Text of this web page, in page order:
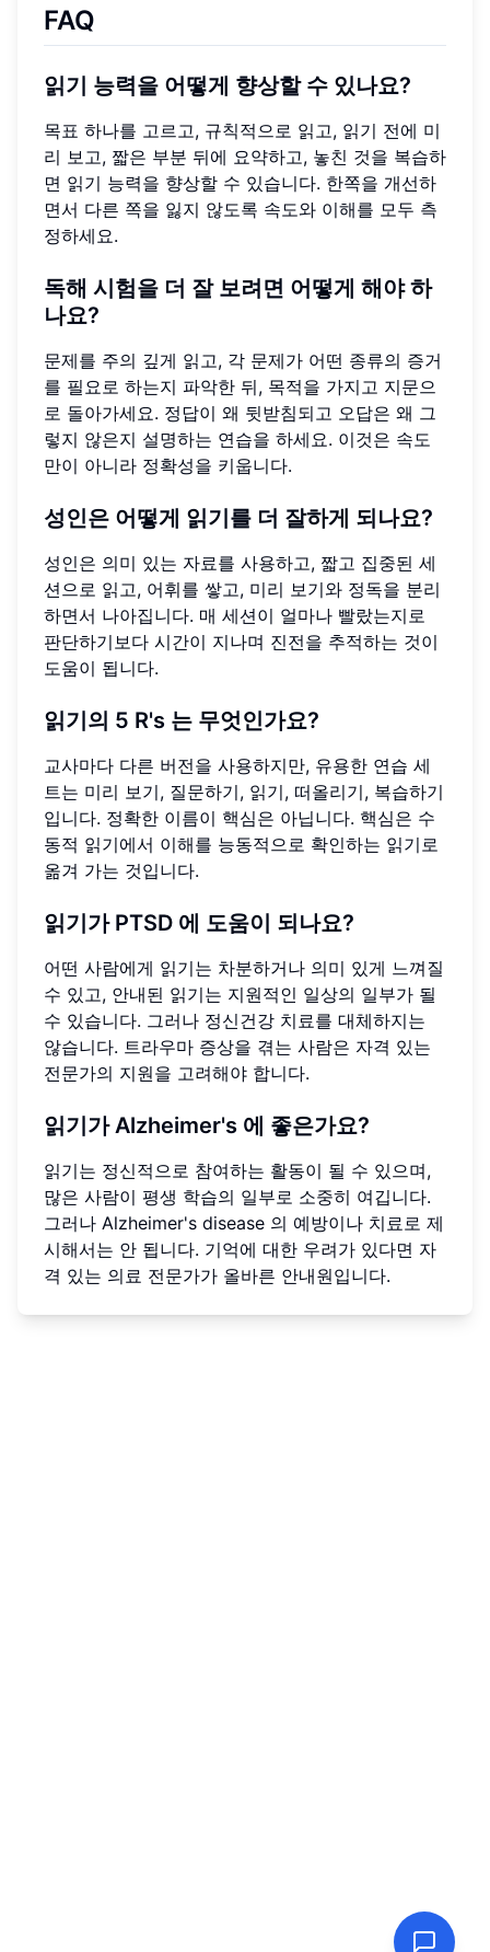
FAQ
읽기 능력을 어떻게 향상할 수 있나요?
목표 하나를 고르고, 규칙적으로 읽고, 읽기 전에 미
리 보고, 짧은 부분 뒤에 요약하고, 놓친 것을 복습하
면 읽기 능력을 향상할 수 있습니다. 한쪽을 개선하
면서 다른 쪽을 잃지 않도록 속도와 이해를 모두 측
정하세요.
독해 시험을 더 잘 보려면 어떻게 해야 하
나요?
문제를 주의 깊게 읽고, 각 문제가 어떤 종류의 증거
를 필요로 하는지 파악한 뒤, 목적을 가지고 지문으
로 돌아가세요. 정답이 왜 뒷받침되고 오답은 왜 그
렇지 않은지 설명하는 연습을 하세요. 이것은 속도
만이 아니라 정확성을 키웁니다.
성인은 어떻게 읽기를 더 잘하게 되나요?
성인은 의미 있는 자료를 사용하고, 짧고 집중된 세
션으로 읽고, 어휘를 쌓고, 미리 보기와 정독을 분리
하면서 나아집니다. 매 세션이 얼마나 빨랐는지로
판단하기보다 시간이 지나며 진전을 추적하는 것이
도움이 됩니다.
읽기의 5 R's 는 무엇인가요?
교사마다 다른 버전을 사용하지만, 유용한 연습 세
트는 미리 보기, 질문하기, 읽기, 떠올리기, 복습하기
입니다. 정확한 이름이 핵심은 아닙니다. 핵심은 수
동적 읽기에서 이해를 능동적으로 확인하는 읽기로
옮겨 가는 것입니다.
읽기가 PTSD 에 도움이 되나요?
어떤 사람에게 읽기는 차분하거나 의미 있게 느껴질
수 있고, 안내된 읽기는 지원적인 일상의 일부가 될
수 있습니다. 그러나 정신건강 치료를 대체하지는
않습니다. 트라우마 증상을 겪는 사람은 자격 있는
전문가의 지원을 고려해야 합니다.
읽기가 Alzheimer's 에 좋은가요?
읽기는 정신적으로 참여하는 활동이 될 수 있으며,
많은 사람이 평생 학습의 일부로 소중히 여깁니다.
그러나 Alzheimer's disease 의 예방이나 치료로 제
시해서는 안 됩니다. 기억에 대한 우려가 있다면 자
격 있는 의료 전문가가 올바른 안내원입니다.